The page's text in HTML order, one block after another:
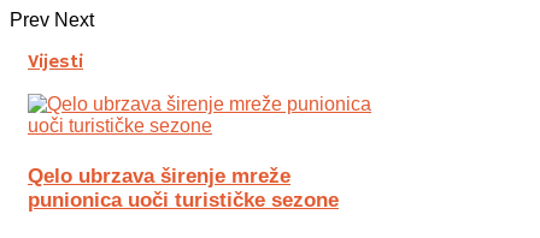
Prev Next
Vijesti
Qelo ubrzava širenje mreže
punionica uoči turističke sezone